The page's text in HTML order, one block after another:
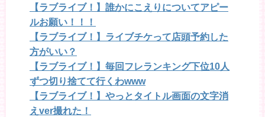
【ラブライブ！】誰かにこえりについてアピー
ルお願い！！！
【ラブライブ！】ライブチケって店頭予約した
方がいい？
【ラブライブ！】毎回フレランキング下位10人
ずつ切り捨てて行くわwww
【ラブライブ！】やっとタイトル画面の文字消
えver撮れた！